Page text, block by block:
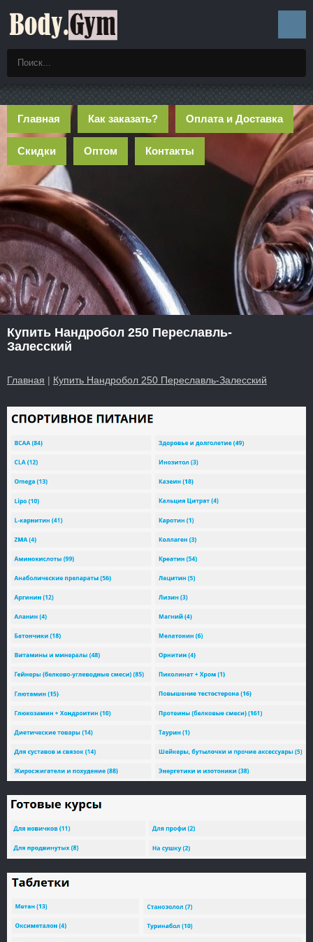
Главная Как заказать? Оплата и Доставка
Скидки Оптом Контакты
Купить Нандробол 250 Переславль-
Залесский
Главная | Купить Нандробол 250 Переславль-Залесский